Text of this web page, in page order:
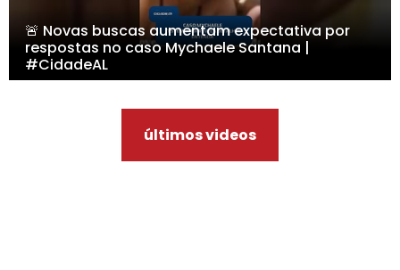
🚨 Novas buscas aumentam expectativa por
respostas no caso Mychaele Santana |
#CidadeAL
últimos videos